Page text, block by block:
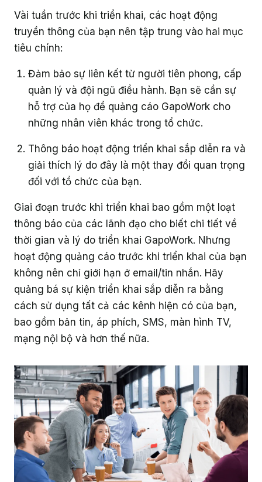
Vài tuần trước khi triển khai, các hoạt động
truyền thông của bạn nên tập trung vào hai mục
tiêu chính:
Đảm bảo sự liên kết từ người tiên phong, cấp
quản lý và đội ngũ điều hành. Bạn sẽ cần sự
hỗ trợ của họ để quảng cáo GapoWork cho
những nhân viên khác trong tổ chức.
Thông báo hoạt động triển khai sắp diễn ra và
giải thích lý do đây là một thay đổi quan trọng
đối với tổ chức của bạn.
Giai đoạn trước khi triển khai bao gồm một loạt
thông báo của các lãnh đạo cho biết chi tiết về
thời gian và lý do triển khai GapoWork. Nhưng
hoạt động quảng cáo trước khi triển khai của bạn
không nên chỉ giới hạn ở email/tin nhắn. Hãy
quảng bá sự kiện triển khai sắp diễn ra bằng
cách sử dụng tất cả các kênh hiện có của bạn,
bao gồm bản tin, áp phích, SMS, màn hình TV,
mạng nội bộ và hơn thế nữa.